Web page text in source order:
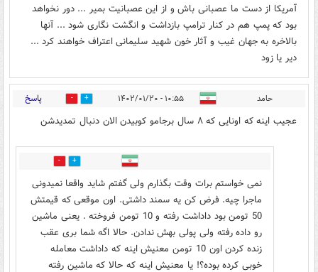
آمریکا از دست ما عصبانی باش و از این عصبانیت بمیر ... دور نخواهد
بود که پمپ هم در کنار ترامپ بازداشت و انگشت نگاری شود ... آنها
بالاخره به جهان غیب و آثار خون شهید سلیمانی اعتراف خواهند کرد ...
دیر یا زود
حامد ۱۰:۵۵ - ۱۴۰۲/۰۱/۲۰ 4 پاسخ
عجیب اینه که اونایی که ۸ سال برجامو کوبیدن الان دنبال تمدیدشن
1
نمی خواستم برات وقت بگذارم ولی گفتم شاید واقعا نمیدونی
ماجرا چیه. فرض کن یه سمند داشتی. اون موقعی که قیمتش
50 تومن بود داداشت رفته و 10 تومن فروخته . یعنی ماشین
رو داده رفته ولی پولی بهش ندادن. حالا اگه شما بری عقب
زنده کردن اون 10 تومن معنیش اینه که داداشت معامله
خوبی کرده بوده؟! یا معنیش اینه که حالا که ماشین رفته